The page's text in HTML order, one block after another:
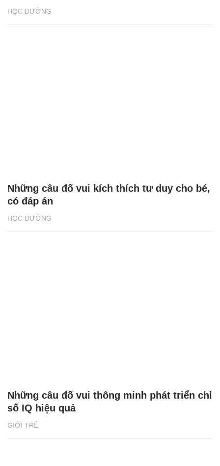
HỌC ĐƯỜNG
HỌC ĐƯỜNG
Những câu đố vui kích thích tư duy cho bé,
có đáp án
GIỚI TRẺ
Những câu đố vui thông minh phát triển chỉ
số IQ hiệu quả